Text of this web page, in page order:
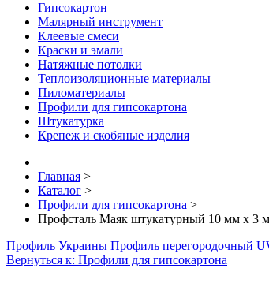
Гипсокартон
Малярный инструмент
Клеевые смеси
Краски и эмали
Натяжные потолки
Теплоизоляционные материалы
Пиломатериалы
Профили для гипсокартона
Штукатурка
Крепеж и скобяные изделия
Главная >
Каталог >
Профили для гипсокартона >
Профсталь Маяк штукатурный 10 мм х 3 м
Профиль Украины Профиль перегородочный
Вернуться к: Профили для гипсокартона